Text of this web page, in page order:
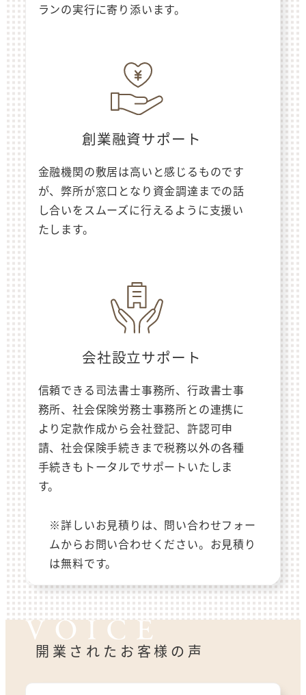
ランの実行に寄り添います。
創業融資サポート
金融機関の敷居は高いと感じるものです
が、弊所が窓口となり資金調達までの話
し合いをスムーズに行えるように支援い
たします。
会社設立サポート
信頼できる司法書士事務所、行政書士事
務所、社会保険労務士事務所との連携に
より定款作成から会社登記、許認可申
請、社会保険手続きまで税務以外の各種
手続きもトータルでサポートいたしま
す。
※詳しいお見積りは、問い合わせフォー
ムからお問い合わせください。お見積り
は無料です。
開業されたお客様の声